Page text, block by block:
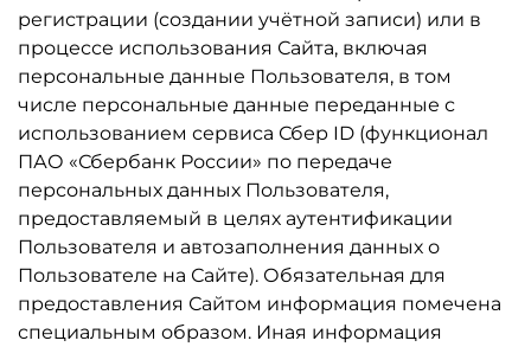
регистрации (создании учётной записи) или в
процессе использования Сайта, включая
персональные данные Пользователя, в том
числе персональные данные переданные с
использованием сервиса Сбер ID (функционал
ПАО «Сбербанк России» по передаче
персональных данных Пользователя,
предоставляемый в целях аутентификации
Пользователя и автозаполнения данных о
Пользователе на Сайте). Обязательная для
предоставления Сайтом информация помечена
специальным образом. Иная информация